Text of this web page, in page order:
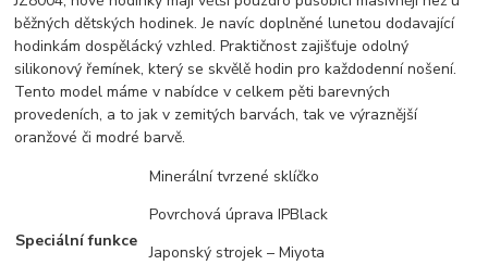
běžných dětských hodinek. Je navíc doplněné lunetou dodavající
hodinkám dospělácký vzhled. Praktičnost zajišťuje odolný
silikonový řemínek, který se skvělě hodin pro každodenní nošení.
Tento model máme v nabídce v celkem pěti barevných
provedeních, a to jak v zemitých barvách, tak ve výraznější
oranžové či modré barvě.
Speciální funkce
Minerální tvrzené sklíčko
Povrchová úprava IPBlack
Japonský strojek – Miyota